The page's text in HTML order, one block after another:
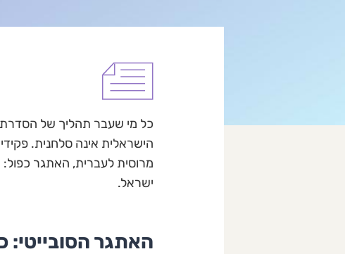
כל מי שעבר תהליך של הסדרת
הישראלית אינה סלחנית.
מרוסית לעברית, האתגר כפול:
ישראל.
האתגר הסובייטי: